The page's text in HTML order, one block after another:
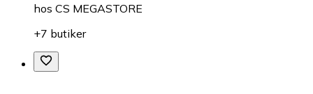
hos CS MEGASTORE
+7 butiker